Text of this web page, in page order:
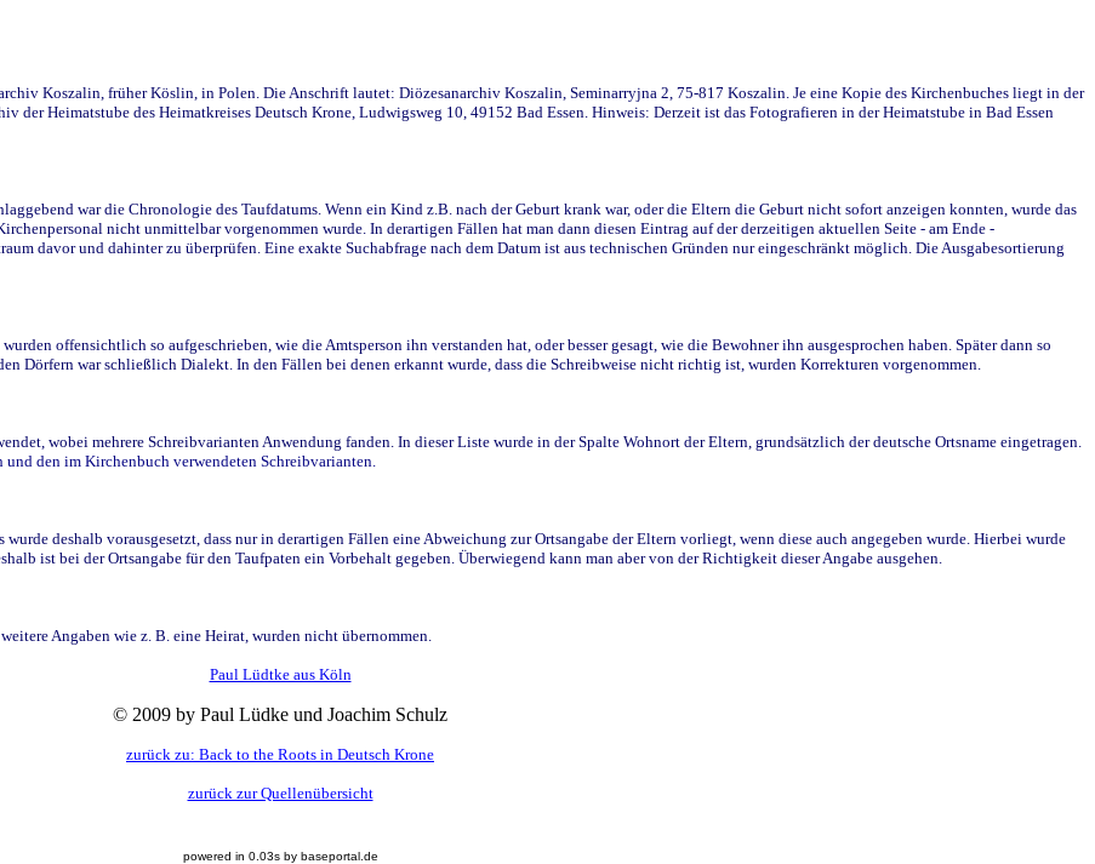
Koszalin, früher Köslin, in Polen. Die Anschrift lautet: Diözesanarchiv Koszalin, Seminarryjna 2, 75-817 Koszalin. Je eine Kopie des Kirchenbuches liegt in der
der Heimatstube des Heimatkreises Deutsch Krone, Ludwigsweg 10, 49152 Bad Essen. Hinweis: Derzeit ist das Fotografieren in der Heimatstube in Bad Essen
war die Chronologie des Taufdatums. Wenn ein Kind z.B. nach der Geburt krank war, oder die Eltern die Geburt nicht sofort anzeigen konnten, wurde das
nicht unmittelbar vorgenommen wurde. In derartigen Fällen hat man dann diesen Eintrag auf der derzeitigen aktuellen Seite - am Ende -
davor und dahinter zu überprüfen. Eine exakte Suchabfrage nach dem Datum ist aus technischen Gründen nur eingeschränkt möglich. Die Ausgabesortierung
offensichtlich so aufgeschrieben, wie die Amtsperson ihn verstanden hat, oder besser gesagt, wie die Bewohner ihn ausgesprochen haben. Später dann so
Dörfern war schließlich Dialekt. In den Fällen bei denen erkannt wurde, dass die Schreibweise nicht richtig ist, wurden Korrekturen vorgenommen.
wobei mehrere Schreibvarianten Anwendung fanden. In dieser Liste wurde in der Spalte Wohnort der Eltern, grundsätzlich der deutsche Ortsname eingetragen.
den im Kirchenbuch verwendeten Schreibvarianten.
deshalb vorausgesetzt, dass nur in derartigen Fällen eine Abweichung zur Ortsangabe der Eltern vorliegt, wenn diese auch angegeben wurde. Hierbei wurde
ist bei der Ortsangabe für den Taufpaten ein Vorbehalt gegeben. Überwiegend kann man aber von der Richtigkeit dieser Angabe ausgehen.
Angaben wie z. B. eine Heirat, wurden nicht übernommen.
Paul Lüdtke aus Köln
© 2009 by Paul Lüdke und Joachim Schulz
zurück zu: Back to the Roots in Deutsch Krone
zurück zur Quellenübersicht
powered in 0.03s by baseportal.de